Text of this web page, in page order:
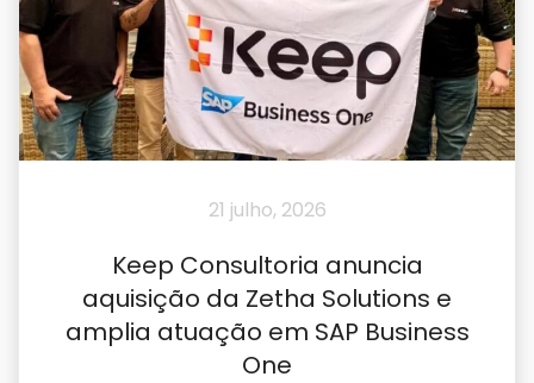
21 julho, 2026
Keep Consultoria anuncia
aquisição da Zetha Solutions e
amplia atuação em SAP Business
One